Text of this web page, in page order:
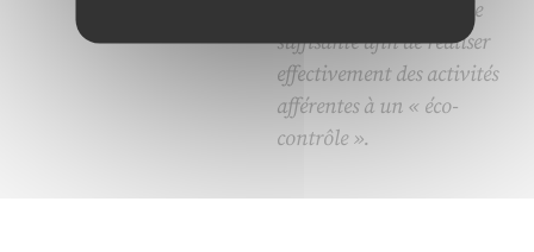
disposent d’une latitude
suffisante afin de réaliser
effectivement des activités
afférentes à un « éco-
contrôle ».